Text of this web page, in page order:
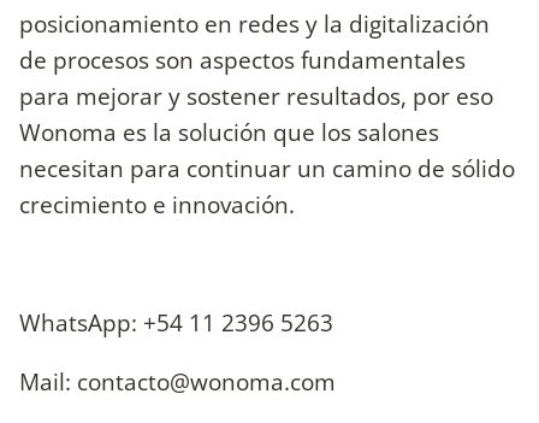
posicionamiento en redes y la digitalización
de procesos son aspectos fundamentales
para mejorar y sostener resultados, por eso
Wonoma es la solución que los salones
necesitan para continuar un camino de sólido
crecimiento e innovación.
WhatsApp: +54 11 2396 5263
Mail: contacto@wonoma.com